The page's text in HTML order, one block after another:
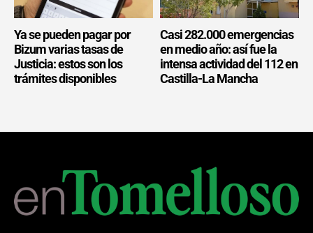
Ya se pueden pagar por
Bizum varias tasas de
Justicia: estos son los
trámites disponibles
Casi 282.000 emergencias
en medio año: así fue la
intensa actividad del 112 en
Castilla-La Mancha